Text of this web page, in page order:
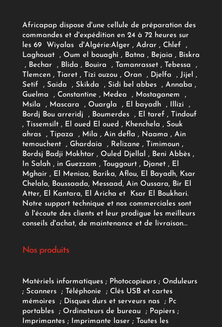
Africapap dispose d'une cellule de préparation des
commandes et d'expédition en 24 à 72 heures sur
les 69 Wiyalas d'Algérie:Alger , Adrar, Chlef ,
Laghouat , Oum el bouaghi , Batna , Bejaia , Biskra
, Bechar , Blida , Bouira , Tamanrasset , Tebessa ,
Tlemcen , Tiaret , Tizi ouzou , Oran , Djelfa , Jijel ,
Setif , Saida , Skikda , Sidi bel abbes , Annaba ,
Guelma , Constantine , Medea , Mostaganem ,
Msila , Mascara , Ouargla , El bayadh , Illizi ,
Bordj Bou arreridj , Boumerdes , El taref , Tindouf
, Tissemsilt , El oued El oued , Khenchela , Souk
ahras , Tipaza , Mila , Ain defla , Naama , Ain
temouchent , Ghardaia , Relizane , Timimoun ,
Bordsj Badji Mokhtar , Ouled Djellal , Beni Abbès ,
In Salah , in Guezzam , Touggourt , Djanet , El
Mghair , El Meniaa, Barika, Aflou, El Bayadh, Ksar
Chelala, Boussaada, Messaad, Ain Oussara, Bir El
Atter, El Kantara, El Aricha et Ksar El Boukhari.
Notre support technique et nos commerciales sont
à l'écoute des clients et leur prodigue les meilleurs
conseils d'achat, de maintenance et de livraison...
Nos produits
Matériels informatiques; Photocopieurs; Onduleurs
; Scanners ; Téléphonie ; Clés USB et cartes
mémoires
; Disques durs et serveurs nas ; Pc
portables
; Ordinateurs de bureau ; Papiers;
Imprimantes;Imprimante laser; Toutes les